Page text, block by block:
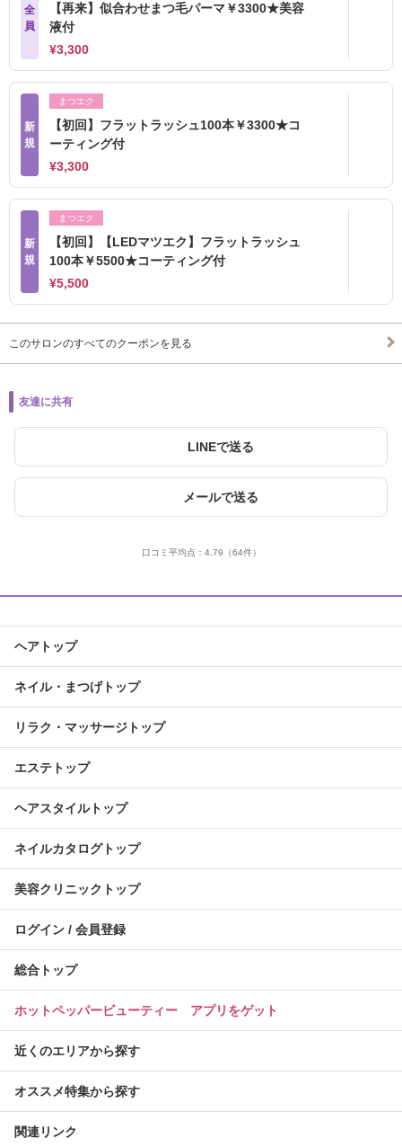
全
員
【再来】似合わせまつ毛パーマ￥3300★美容
液付
¥3,300
新
規
まつエク
【初回】フラットラッシュ100本￥3300★コ
ーティング付
¥3,300
新
規
まつエク
【初回】【LEDマツエク】フラットラッシュ
100本￥5500★コーティング付
¥5,500
このサロンのすべてのクーポンを見る
友達に共有
LINEで送る
メールで送る
口コミ平均点： 4.79 （64件）
ヘアトップ
ネイル・まつげトップ
リラク・マッサージトップ
エステトップ
ヘアスタイルトップ
ネイルカタログトップ
美容クリニックトップ
ログイン / 会員登録
総合トップ
ホットペッパービューティー アプリをゲット
近くのエリアから探す
オススメ特集から探す
関連リンク